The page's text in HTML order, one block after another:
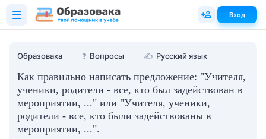
Образовака ❓ Вопросы ✍ Русский язык
Как правильно написать предложение: "Учителя,
ученики, родители - все, кто был задействован в
мероприятии, ..." или "Учителя, ученики,
родители - все, кто были задействованы в
мероприятии, ...".
Вход